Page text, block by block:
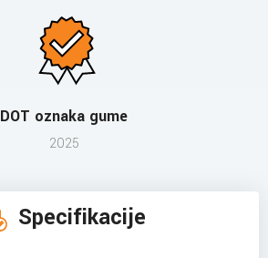
DOT oznaka gume
2025
Specifikacije